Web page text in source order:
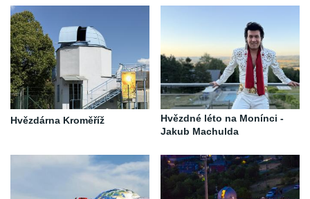
Hvězdárna Kroměříž
Hvězdné léto na Monínci -
Jakub Machulda